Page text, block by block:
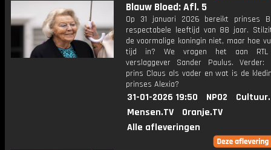
Blauw Bloed: Afl. 5
Op 31 januari 2026 bereikt prinses
respectabele leeftijd van 88 jaar.
de voormalige koningin niet, maar hoe
tijd in? We vragen het aan RTL
verslaggever Sander Paulus.
prins Claus als vader en wat is de
prinses Alexia?
31-01-2026 19:50 NPO2
Mensen.TV
Oranje.TV
Alle afleveringen